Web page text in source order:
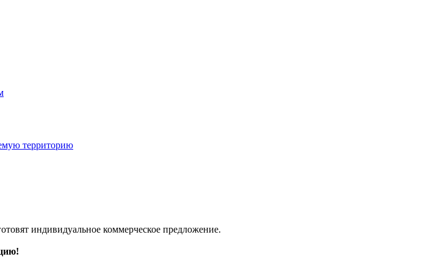
территорию
индивидуальное коммерческое предложение.